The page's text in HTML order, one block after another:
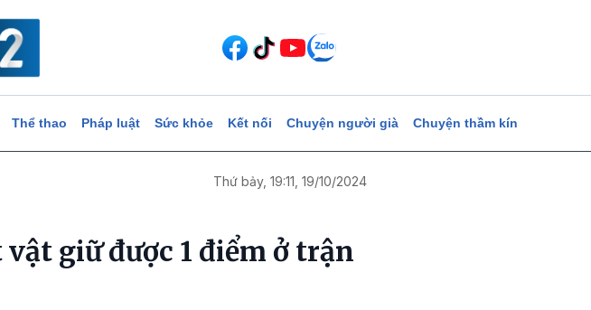
Thể thao Pháp luật Sức khỏe Kết nối Chuyện người già Chuyện thầm kín
Thứ bảy, 19:11, 19/10/2024
giữ được 1 điểm ở trận